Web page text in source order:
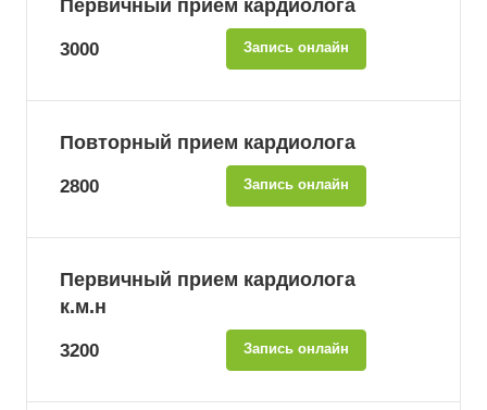
Первичный прием кардиолога
3000 Запись онлайн
Повторный прием кардиолога
2800 Запись онлайн
Первичный прием кардиолога
к.м.н
3200 Запись онлайн